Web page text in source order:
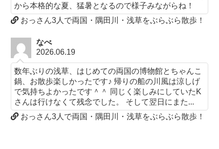
から本格的な夏、猛暑となるので様子みながらね！
おっさん3人で両国・隅田川・浅草をぶらぶら散歩！
なべ
2026.06.19
数年ぶりの浅草、はじめての両国の博物館とちゃんこ
鍋、お散歩楽しかったです♪ 帰りの船の川風は涼しげ
で気持ちよかったです＾＾ 同じく楽しみにしていたK
さんは行けなくて残念でした。 そして翌日にまた...
おっさん3人で両国・隅田川・浅草をぶらぶら散歩！